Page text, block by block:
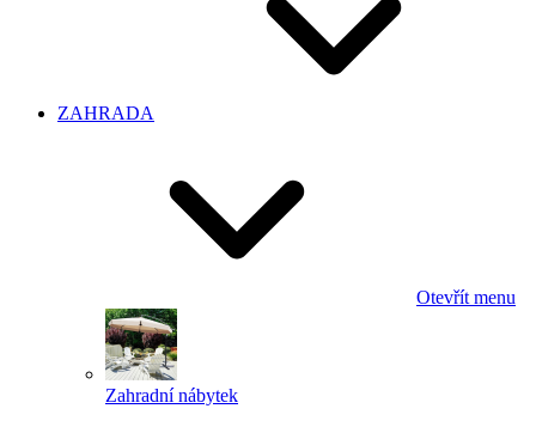
ZAHRADA
Otevřít menu
Zahradní nábytek